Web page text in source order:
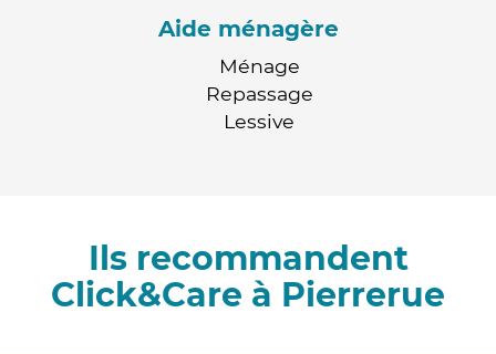
Aide ménagère
Ménage
Repassage
Lessive
Ils recommandent
Click&Care à Pierrerue